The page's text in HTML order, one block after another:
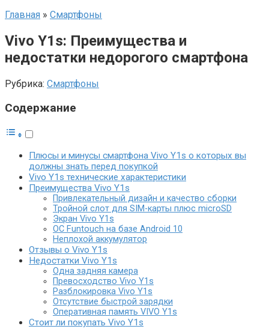
Главная » Смартфоны
Vivo Y1s: Преимущества и
недостатки недорогого смартфона
Рубрика: Смартфоны
Содержание
Плюсы и минусы смартфона Vivo Y1s о которых вы
должны знать перед покупкой
Vivo Y1s технические характеристики
Преимущества Vivo Y1s
Привлекательный дизайн и качество сборки
Тройной слот для SIM-карты плюс microSD
Экран Vivo Y1s
ОС Funtouch на базе Android 10
Неплохой аккумулятор
Отзывы о Vivo Y1s
Недостатки Vivo Y1s
Одна задняя камера
Превосходство Vivo Y1s
Разблокировка Vivo Y1s
Отсутствие быстрой зарядки
Оперативная память VIVO Y1s
Стоит ли покупать Vivo Y1s